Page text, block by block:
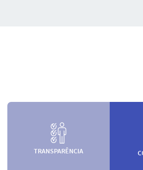
TRANSPARÊNCIA